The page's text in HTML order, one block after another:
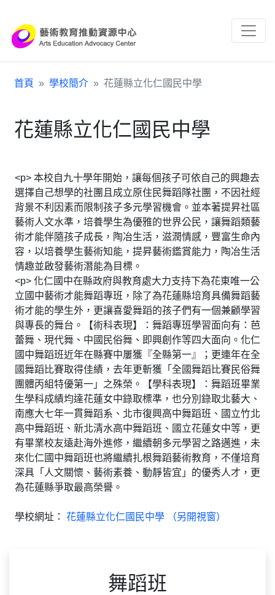
首頁 學校簡介 花蓮縣立化仁國民中學
花蓮縣立化仁國民中學
<p> 本校自九十學年開始，讓每個孩子可依自己的興趣去
選擇自己想學的社團且成立原住民舞蹈隊社團，不因社經
背景不利因素而限制孩子多元學習機會。並本著提昇社區
藝術人文水準，培養學生為優雅的世界公民，讓舞蹈類藝
術才能伴隨孩子成長，陶冶生活，滋潤情感，豐富生命內
容，以培養學生藝術知能，提昇藝術鑑賞能力，陶冶生活
情趣並啟發藝術潛能為目標。
<p> 化仁國中在縣政府與教育處大力支持下為花東唯一公
立國中藝術才能舞蹈專班，除了為花蓮縣培育具備舞蹈藝
術才能的學生外，更讓喜愛舞蹈的孩子們有一個兼顧學習
與專長的舞台。【術科表現】：舞蹈專班學習面向有：芭
蕾舞、現代舞、中國民俗舞、即興創作等四大面向。化仁
國中舞蹈班近年在縣賽中屢獲『全縣第一』；更連年在全
國舞蹈比賽取得佳績，去年更斬獲「全國舞蹈比賽民俗舞
團體丙組特優第一」之殊榮。【學科表現】：舞蹈班畢業
生學科成績均達花蓮女中錄取標準，也分別錄取北藝大、
南應大七年一貫舞蹈系、北市復興高中舞蹈班、國立竹北
高中舞蹈班、新北清水高中舞蹈班、國立花蓮女中等，更
有畢業校友遠赴海外進修，繼續朝多元學習之路邁進，未
來化仁國中舞蹈班也將繼續扎根舞蹈藝術教育，不僅培育
深具「人文關懷、藝術素養、動靜皆宜」的優秀人才，更
為花蓮縣爭取最高榮譽。
學校網址： 花蓮縣立化仁國民中學 （另開視窗）
舞蹈班